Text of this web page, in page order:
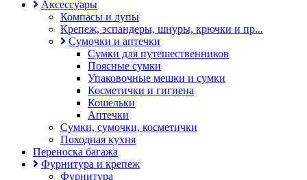
Аксессуары
Компасы и лупы
Крепеж, эспандеры, шнуры, крючки и пр...
Сумочки и аптечки
Сумки для путешественников
Поясные сумки
Упаковочные мешки и сумки
Косметички и гигиена
Кошельки
Аптечки
Сумки, сумочки, косметички
Походная кухня
Переноска багажа
Фурнитура и крепеж
Фурнитура